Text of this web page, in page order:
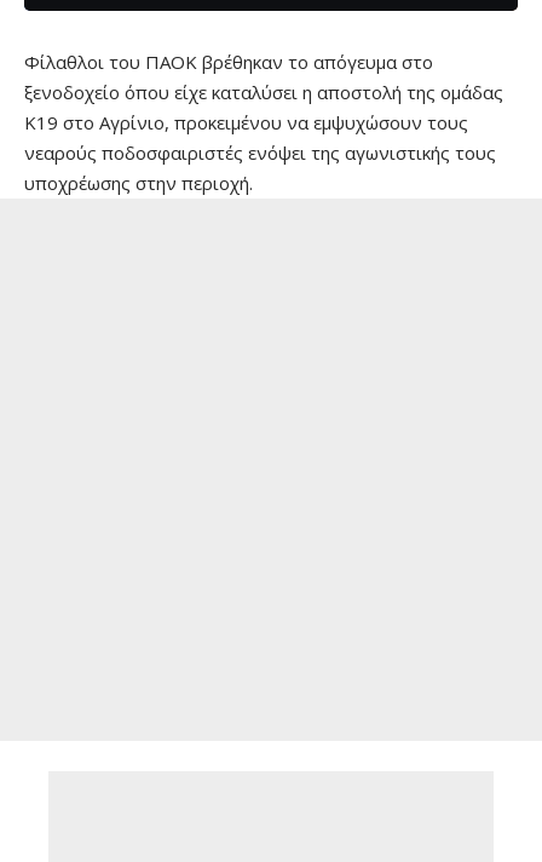
Φίλαθλοι του ΠΑΟΚ βρέθηκαν το απόγευμα στο
ξενοδοχείο όπου είχε καταλύσει η αποστολή της ομάδας
Κ19 στο Αγρίνιο, προκειμένου να εμψυχώσουν τους
νεαρούς ποδοσφαιριστές ενόψει της αγωνιστικής τους
υποχρέωσης στην περιοχή.